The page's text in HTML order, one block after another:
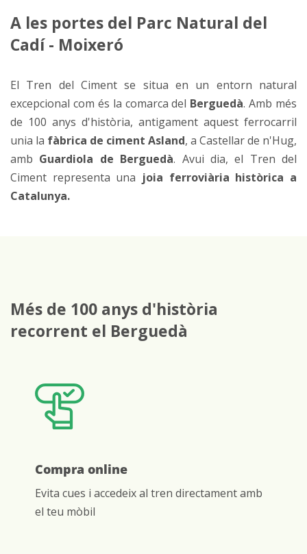
A les portes del Parc Natural del
Cadí - Moixeró
El Tren del Ciment se situa en un entorn natural
excepcional com és la comarca del Berguedà. Amb més
de 100 anys d'història, antigament aquest ferrocarril
unia la fàbrica de ciment Asland, a Castellar de n'Hug,
amb Guardiola de Berguedà. Avui dia, el Tren del
Ciment representa una joia ferroviària històrica a
Catalunya.
Més de 100 anys d'història
recorrent el Berguedà
Compra online
Evita cues i accedeix al tren directament amb
el teu mòbil